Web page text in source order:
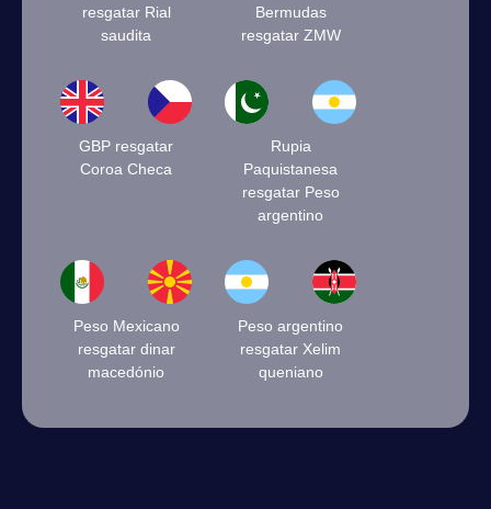
resgatar Rial
saudita
Bermudas
resgatar ZMW
GBP resgatar
Coroa Checa
Rupia
Paquistanesa
resgatar Peso
argentino
Peso Mexicano
resgatar dinar
macedónio
Peso argentino
resgatar Xelim
queniano